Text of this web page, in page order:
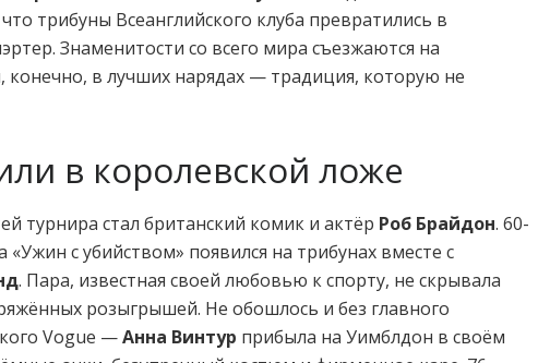
трибуны Всеанглийского клуба превратились в
Знаменитости со всего мира съезжаются на
конечно, в лучших нарядах — традиция, которую не
в королевской ложе
турнира стал британский комик и актёр Роб Брайдон. 60-
«Ужин с убийством» появился на трибунах вместе с
. Пара, известная своей любовью к спорту, не скрывала
розыгрышей. Не обошлось и без главного
Vogue —Анна Винтур прибыла на Уимблдон в своём